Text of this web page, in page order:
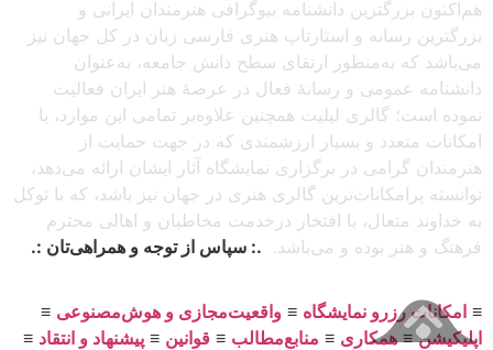
هم‌اکنون بزرگترین دانشنامه بیوگرافی هنرمندان ایرانی و
بزرگترین رسانه و استارتاپ هنری فارسی زبان در کل جهان نیز
می‌باشد که به‌منظور ارتقای سطح دانش جامعه، به‌عنوان
دانشنامه عمومی و رسانهٔ فعال در عرصهٔ هنر ایران فعالیت
نموده است؛ گالری لیلیت همچنین علاوه‌بر تمامی این موارد، با
امکانات متعدد و بسیار ارزشمندی که در جهت حمایت از
هنرمندان گرامی در برگزاری نمایشگاه آثار ایشان ارائه می‌دهد،
توانسته پرامکانات‌ترین گالری هنری در جهان نیز باشد، که با توکل
به خداوند متعال، با افتخار درخدمت مخاطبان و اهالی محترم
فرهنگ و هنر بوده و می‌باشد. .: سپاس از توجه و همراهی‌تان :.
≡ امکانات رزرو نمایشگاه ≡ واقعیت‌مجازی و هوش‌مصنوعی ≡
اپلیکیشن≡همکاری ≡ منابع‌مطالب ≡ قوانین ≡ پیشنهاد و انتقاد ≡